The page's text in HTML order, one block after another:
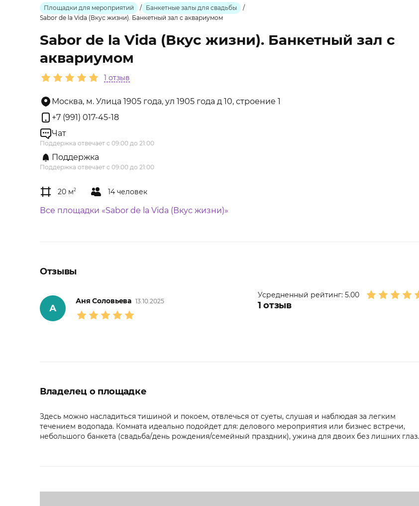
Площадки для мероприятий / Банкетные залы для свадьбы
/
Sabor de la Vida (Вкус жизни). Банкетный зал с аквариумом
Sabor de la Vida (Вкус жизни). Банкетный зал с
аквариумом
1 отзыв
Москва, м. Улица 1905 года, ул 1905 года д 10, строение 1
+7 (991) 017-45-18
Чат
Поддержка отвечает с 09:00 до 21:00
Поддержка
Поддержка отвечает с 09:00 до 21:00
20 м2 14 человек
Все площадки «Sabor de la Vida (Вкус жизни)»
Отзывы
Усредненный рейтинг: 5.00
1 отзыв
А
Аня Соловьева 13.10.2025
Владелец о площадке
Здесь можно насладиться тишиной и покоем, отвлечься от суеты, слушая и наблюдая за легким
течением водопада. Комната идеально подойдет для: делового мероприятия или бизнес встречи,
небольшого банкета (свадьба/день рождения/семейный праздник), ужина для двоих без лишних глаз.